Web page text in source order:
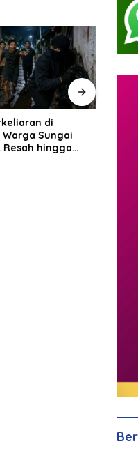
Naik Kelas, Raih
WSO untuk
Berstandar
BP